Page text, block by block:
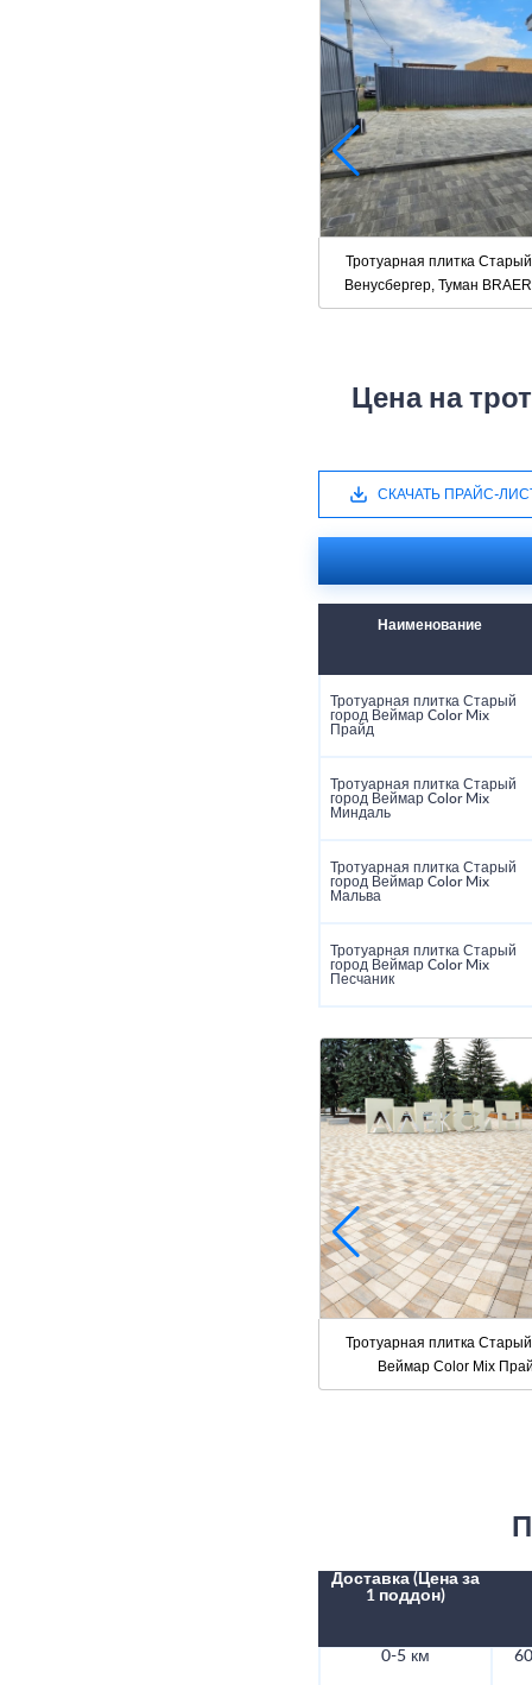
Тротуарная плитка
Венусбергер, Туман
Цена на
СКАЧАТЬ ПРАЙС-
Наименование
Тротуарная плитка Старый
город Веймар Color Mix
Прайд
Тротуарная плитка Старый
город Веймар Color Mix
Миндаль
Тротуарная плитка Старый
город Веймар Color Mix
Мальва
Тротуарная плитка Старый
город Веймар Color Mix
Песчаник
Тротуарная плитка
Веймар Color Mix
Доставка (Цена за
1 поддон)
0-5 км